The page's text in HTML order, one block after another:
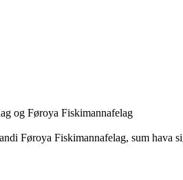
og Føroya Fiskimannafelag
Føroya Fiskimannafelag, sum hava